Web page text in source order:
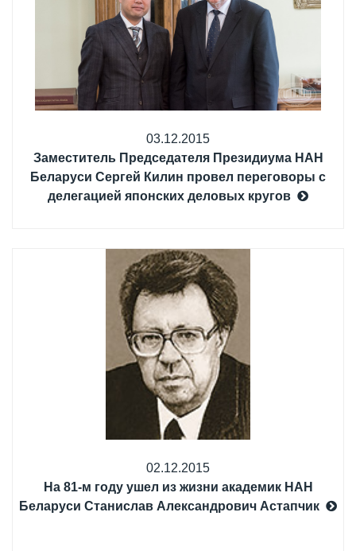
03.12.2015
Заместитель Председателя Президиума НАН
Беларуси Сергей Килин провел переговоры с
делегацией японских деловых кругов
02.12.2015
На 81-м году ушел из жизни академик НАН
Беларуси Станислав Александрович Астапчик